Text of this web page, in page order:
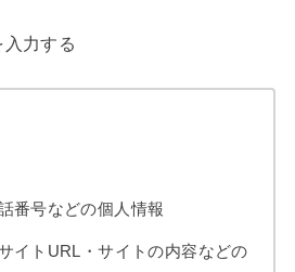
番号などの個人情報
イトURL・サイトの内容などの